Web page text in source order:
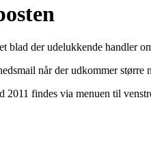
blad der udelukkende handler
når der udkommer større
2011 findes via menuen til